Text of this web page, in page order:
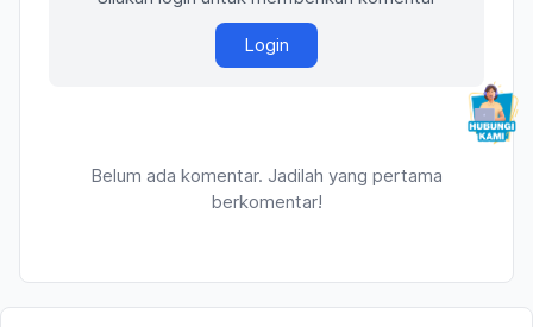
Login
Belum ada komentar. Jadilah yang pertama
berkomentar!